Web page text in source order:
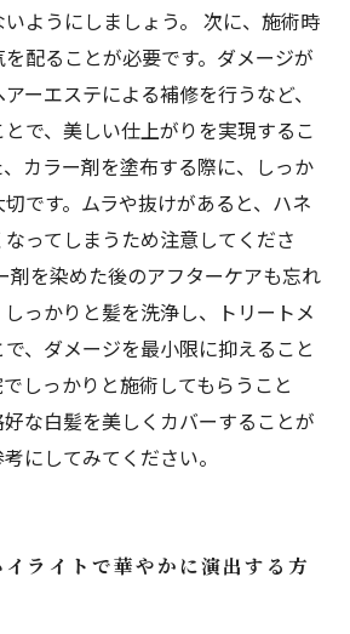
ようにしましょう。 次に、施術時
配ることが必要です。ダメージが
ーエステによる補修を行うなど、
で、美しい仕上がりを実現するこ
カラー剤を塗布する際に、しっか
です。ムラや抜けがあると、ハネ
ってしまうため注意してくださ
剤を染めた後のアフターケアも忘れ
っかりと髪を洗浄し、トリートメ
、ダメージを最小限に抑えること
しっかりと施術してもらうこと
な白髪を美しくカバーすることが
にしてみてください。
ライトで華やかに演出する方